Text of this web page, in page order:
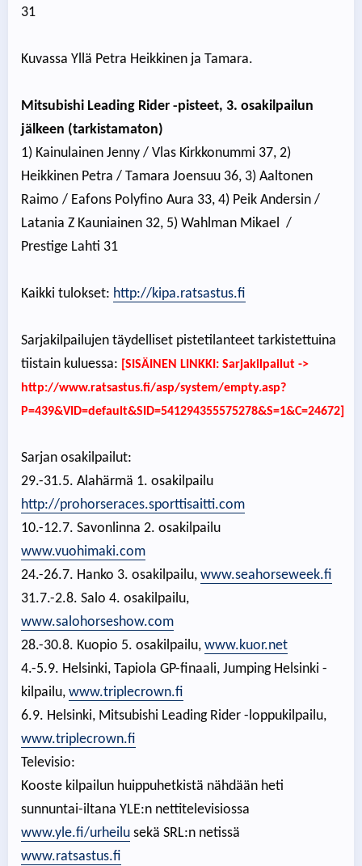
31
Kuvassa Yllä Petra Heikkinen ja Tamara.
Mitsubishi Leading Rider -pisteet, 3. osakilpailun
jälkeen (tarkistamaton)
1) Kainulainen Jenny / Vlas Kirkkonummi 37, 2)
Heikkinen Petra / Tamara Joensuu 36, 3) Aaltonen
Raimo / Eafons Polyfino Aura 33, 4) Peik Andersin /
Latania Z Kauniainen 32, 5) Wahlman Mikael /
Prestige Lahti 31
Kaikki tulokset: http://kipa.ratsastus.fi
Sarjakilpailujen täydelliset pistetilanteet tarkistettuina
tiistain kuluessa:
[SISÄINEN LINKKI: Sarjakilpailut ->
http://www.ratsastus.fi/asp/system/empty.asp?
P=439&VID=default&SID=541294355575278&S=1&C=24672]
Sarjan osakilpailut:
29.-31.5. Alahärmä 1. osakilpailu
http://prohorseraces.sporttisaitti.com
10.-12.7. Savonlinna 2. osakilpailu
www.vuohimaki.com
24.-26.7. Hanko 3. osakilpailu, www.seahorseweek.fi
31.7.-2.8. Salo 4. osakilpailu,
www.salohorseshow.com
28.-30.8. Kuopio 5. osakilpailu, www.kuor.net
4.-5.9. Helsinki, Tapiola GP-finaali, Jumping Helsinki -
kilpailu, www.triplecrown.fi
6.9. Helsinki, Mitsubishi Leading Rider -loppukilpailu,
www.triplecrown.fi
Televisio:
Kooste kilpailun huippuhetkistä nähdään heti
sunnuntai-iltana YLE:n nettitelevisiossa
www.yle.fi/urheilu sekä SRL:n netissä
www.ratsastus.fi